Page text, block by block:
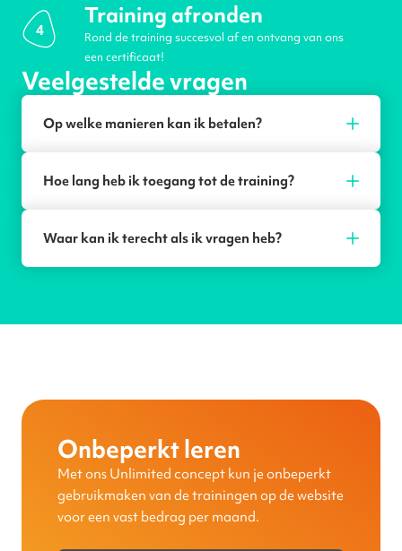
4
Training afronden
Rond de training succesvol af en ontvang van ons
een certificaat!
Veelgestelde vragen
Op welke manieren kan ik betalen?
Hoe lang heb ik toegang tot de training?
Waar kan ik terecht als ik vragen heb?
Onbeperkt leren
Met ons Unlimited concept kun je onbeperkt
gebruikmaken van de trainingen op de website
voor een vast bedrag per maand.